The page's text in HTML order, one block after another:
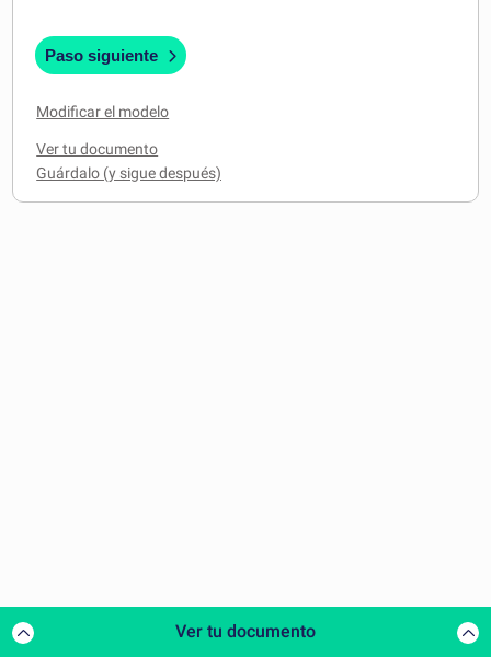
Paso siguiente
Modificar el modelo
Ver tu documento
Ver tu documento